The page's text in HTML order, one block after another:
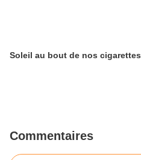
Soleil au bout de nos cigarettes
Commentaires